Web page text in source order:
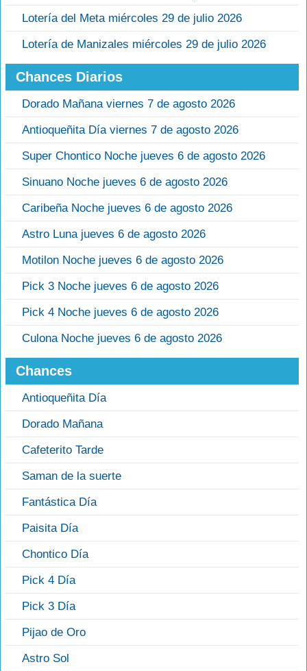
Lotería del Meta miércoles 29 de julio 2026
Lotería de Manizales miércoles 29 de julio 2026
Chances Diarios
Dorado Mañana viernes 7 de agosto 2026
Antioqueñita Día viernes 7 de agosto 2026
Super Chontico Noche jueves 6 de agosto 2026
Sinuano Noche jueves 6 de agosto 2026
Caribeña Noche jueves 6 de agosto 2026
Astro Luna jueves 6 de agosto 2026
Motilon Noche jueves 6 de agosto 2026
Pick 3 Noche jueves 6 de agosto 2026
Pick 4 Noche jueves 6 de agosto 2026
Culona Noche jueves 6 de agosto 2026
Chances
Antioqueñita Día
Dorado Mañana
Cafeterito Tarde
Saman de la suerte
Fantástica Día
Paisita Día
Chontico Día
Pick 4 Día
Pick 3 Día
Pijao de Oro
Astro Sol